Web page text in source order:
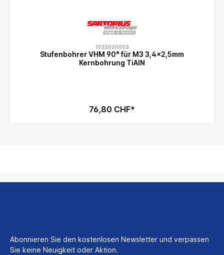
1022020003
Stufenbohrer VHM 90° für M3 3,4x2,5mm
Kernbohrung TiAlN
76,80 CHF*
Abonnieren Sie den kostenlosen Newsletter und verpassen
Sie keine Neuigkeit oder Aktion.